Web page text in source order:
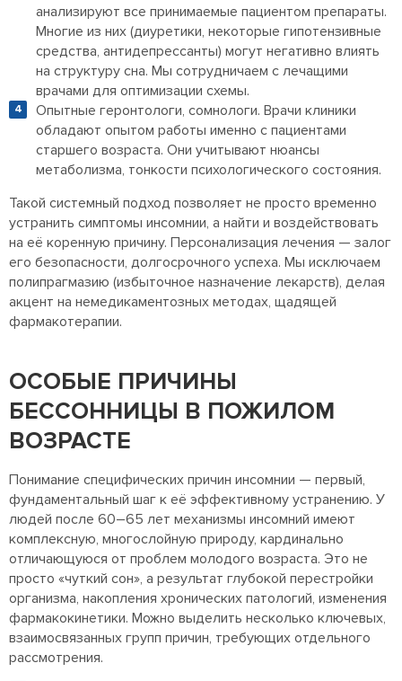
анализируют все принимаемые пациентом препараты.
Многие из них (диуретики, некоторые гипотензивные
средства, антидепрессанты) могут негативно влиять
на структуру сна. Мы сотрудничаем с лечащими
врачами для оптимизации схемы.
Опытные геронтологи, сомнологи. Врачи клиники
обладают опытом работы именно с пациентами
старшего возраста. Они учитывают нюансы
метаболизма, тонкости психологического состояния.
Такой системный подход позволяет не просто временно
устранить симптомы инсомнии, а найти и воздействовать
на её коренную причину. Персонализация лечения — залог
его безопасности, долгосрочного успеха. Мы исключаем
полипрагмазию (избыточное назначение лекарств), делая
акцент на немедикаментозных методах, щадящей
фармакотерапии.
ОСОБЫЕ ПРИЧИНЫ
БЕССОННИЦЫ В ПОЖИЛОМ
ВОЗРАСТЕ
Понимание специфических причин инсомнии — первый,
фундаментальный шаг к её эффективному устранению. У
людей после 60–65 лет механизмы инсомний имеют
комплексную, многослойную природу, кардинально
отличающуюся от проблем молодого возраста. Это не
просто «чуткий сон», а результат глубокой перестройки
организма, накопления хронических патологий, изменения
фармакокинетики. Можно выделить несколько ключевых,
взаимосвязанных групп причин, требующих отдельного
рассмотрения.